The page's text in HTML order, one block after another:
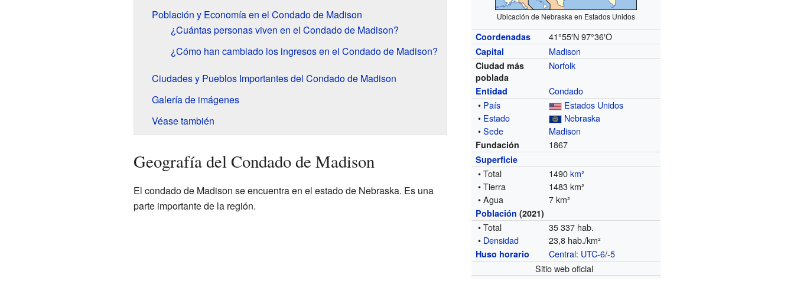
Ubicación de Nebraska en Estados Unidos
Coordenadas 41°55′N 97°36′O
Capital Madison
Ciudad más
poblada
Norfolk
Entidad
Condado
• País
Estados Unidos
• Estado
Nebraska
•Sede Madison
Fundación 1867
Superficie
• Total 1490km²
• Tierra
1483 km²
• Agua
7 km²
Población (2021)
• Total
35 337 hab.
• Densidad 23,8 hab./km²
Huso horario Central: UTC-6/-5
Sitio web oficial
Población y Economía en el Condado de Madison
¿Cuántas personas viven en el Condado de Madison?
¿Cómo han cambiado los ingresos en el Condado de Madison?
Ciudades y Pueblos Importantes del Condado de Madison
Galería de imágenes
Véase también
Geografía del Condado de Madison
El condado de Madison se encuentra en el estado de Nebraska. Es una
parte importante de la región.